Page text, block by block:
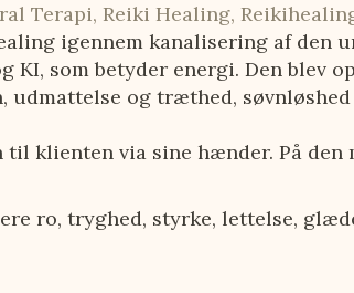
Terapi, Reiki Healing,
igennem kanalisering af den
KI, som betyder energi. Den blev
udmattelse og træthed,
klienten via sine hænder. På
ro, tryghed, styrke, lettelse,